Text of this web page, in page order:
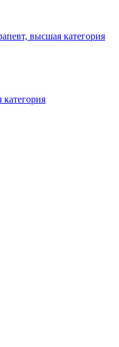
высшая категория